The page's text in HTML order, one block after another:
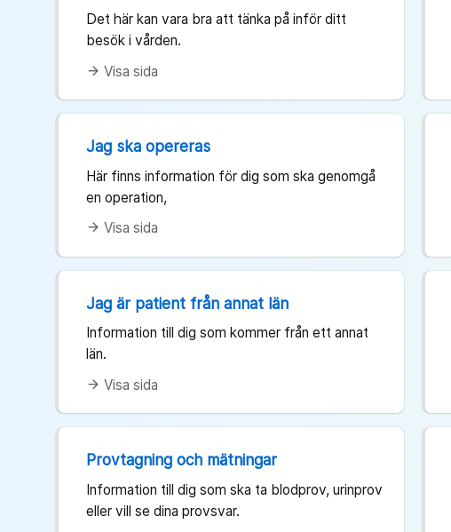
Det här kan vara bra att tänka på inför ditt
besök i vården.
arrow_forward Visa sida
Jag ska opereras
Här finns information för dig som ska genomgå
en operation,
arrow_forward Visa sida
Jag är patient från annat län
Information till dig som kommer från ett annat
län.
arrow_forward Visa sida
Provtagning och mätningar
Information till dig som ska ta blodprov, urinprov
eller vill se dina provsvar.